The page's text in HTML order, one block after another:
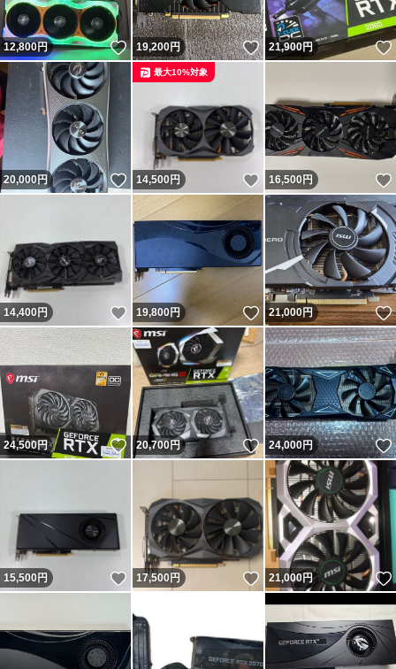
12,800円 いいね！
19,200円 いいね！
21,900円
20,000円 いいね！
14,500円 いいね！
最大10%対象
16,500円
14,400円 いいね！
19,800円 いいね！
21,000円
24,500円 いいね！
20,700円 いいね！
24,000円
15,500円 いいね！
17,500円 いいね！
21,000円